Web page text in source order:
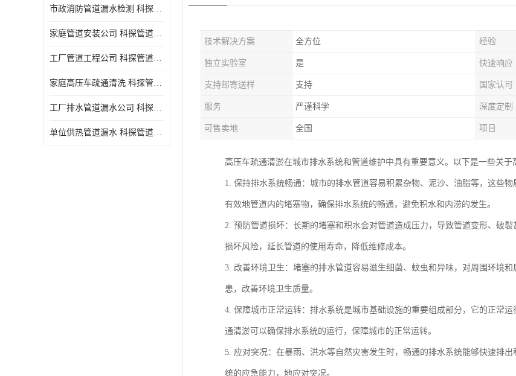
市政消防管道漏水检测 科探管道工程 快速上门
家庭管道安装公司 科探管道工程 团队服务
工厂管道工程公司 科探管道工程 时效快
家庭高压车疏通清洗 科探管道工程 服务周到
工厂排水管道漏水公司 科探管道工程 快速上门
单位供热管道漏水 科探管道工程 设备齐
技术解决方案 全方位 经验
独立实验室 是 快速响应
支持邮寄送样 支持 国家认可
服务 严谨科学 深度定制
可售卖地 全国 项目
高压车疏通清淤在城市排水系统和管道维护中具有重要意义。以下是一些关于
1. 保持排水系统畅通：城市的排水管道容易积累杂物、泥沙、油脂等，这些
有效地管道内的堵塞物，确保排水系统的畅通，避免积水和内涝的发生。
2. 预防管道损坏：长期的堵塞和积水会对管道造成压力，导致管道变形、破
损坏风险，延长管道的使用寿命，降低维修成本。
3. 改善环境卫生：堵塞的排水管道容易滋生细菌、蚊虫和异味，对周围环境
患，改善环境卫生质量。
4. 保障城市正常运转：排水系统是城市基础设施的重要组成部分，它的正常
通清淤可以确保排水系统的运行，保障城市的正常运转。
5. 应对突况：在暴雨、洪水等自然灾害发生时，畅通的排水系统能够快速排
统的应急能力，地应对突况。